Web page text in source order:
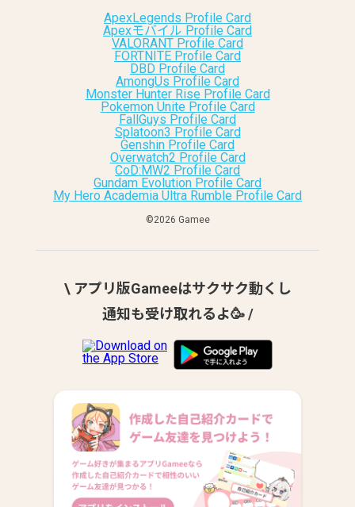
ApexLegends Profile Card
Apexモバイル Profile Card
VALORANT Profile Card
FORTNITE Profile Card
DBD Profile Card
AmongUs Profile Card
Monster Hunter Rise Profile Card
Pokemon Unite Profile Card
FallGuys Profile Card
Splatoon3 Profile Card
Genshin Profile Card
Overwatch2 Profile Card
CoD:MW2 Profile Card
Gundam Evolution Profile Card
My Hero Academia Ultra Rumble Profile Card
©︎2026 Gamee
\ アプリ版Gameeはサクサク動くし
通知も受け取れるよ🥳 /